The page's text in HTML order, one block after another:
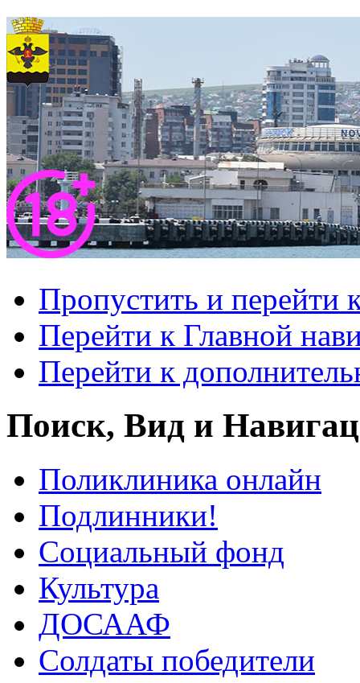
Пропустить и перейти
Перейти к Главной
Перейти к
Поиск, Вид и
Поликлиника онлайн
Подлинники!
Социальный фонд
Культура
ДОСААФ
Солдаты победители